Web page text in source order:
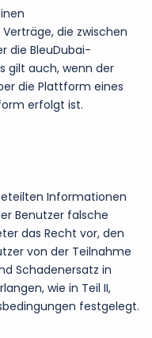
die zwischen
die BleuDubai-
gilt auch, wenn der
die Plattform eines
erfolgt ist.
Informationen
Benutzer falsche
das Recht vor, den
von der Teilnahme
Schadenersatz in
wie in Teil II,
festgelegt.